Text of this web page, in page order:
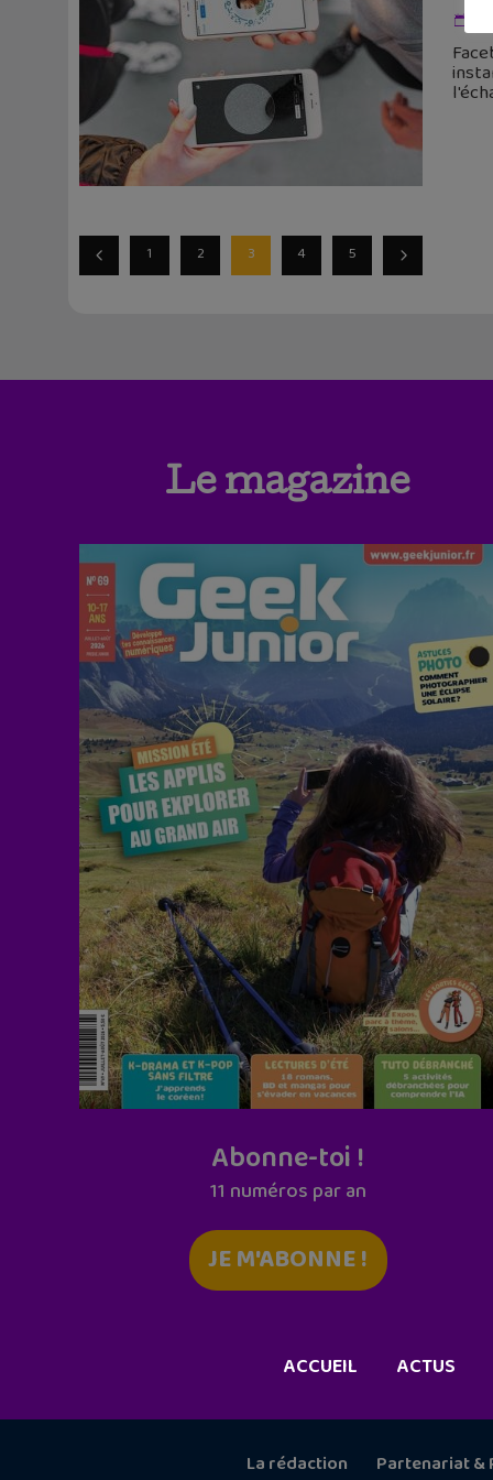
1 2 3 4 5
Le magazine
Abonne-toi !
11 numéros par an
JE M'ABONNE !
ACCUEIL ACTUS
La rédaction Partenariat &